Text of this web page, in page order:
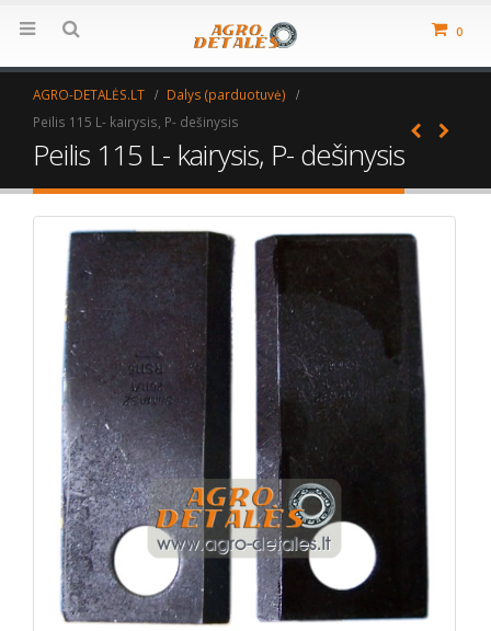
0
AGRO-DETALĖS.LT
Dalys (parduotuvė)
Peilis 115 L- kairysis, P- dešinysis
Peilis 115 L- kairysis, P- dešinysis